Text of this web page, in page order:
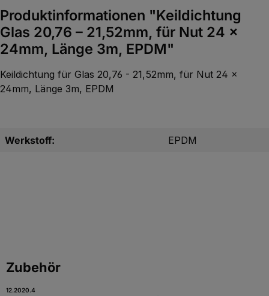
Produktinformationen "Keildichtung
Glas 20,76 – 21,52mm, für Nut 24 x
24mm, Länge 3m, EPDM"
Keildichtung für Glas 20,76 - 21,52mm, für Nut 24 x
24mm, Länge 3m, EPDM
Werkstoff: EPDM
Produktgalerie überspringen
Zubehör
12.2020.4